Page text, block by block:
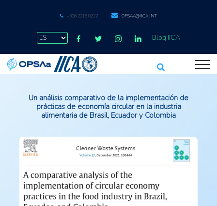
+506 2216 0222 OPSAA@IICA.INT
Blog IICA
Un análisis comparativo de la implementación de
prácticas de economía circular en la industria
alimentaria de Brasil, Ecuador y Colombia